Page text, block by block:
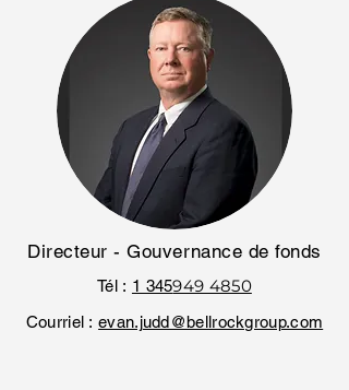
Directeur - Gouvernance de fonds
Tél : 1 345949 4850
Courriel :evan.judd@bellrockgroup.com